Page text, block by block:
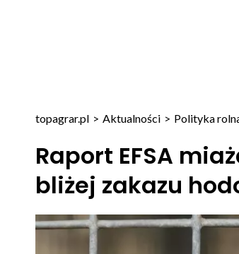
topagrar.pl > Aktualności > Polityka
Raport EFSA
bliżej zakazu